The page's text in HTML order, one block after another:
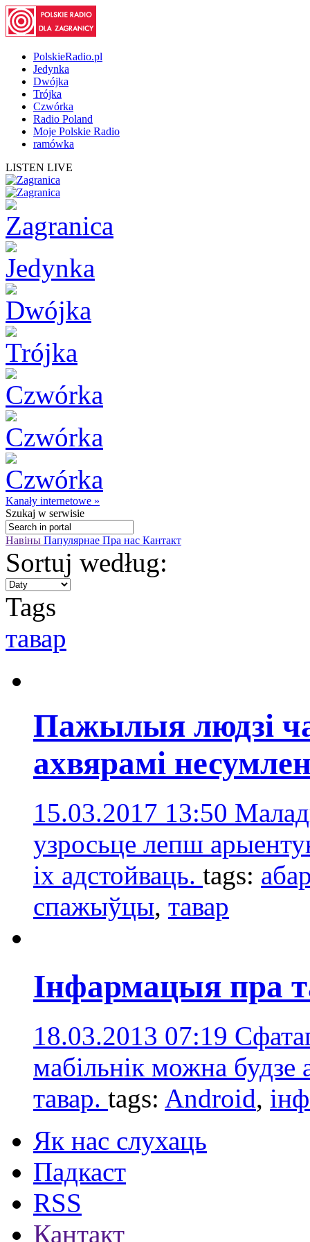
PolskieRadio.pl
Jedynka
Dwójka
Trójka
Czwórka
Radio Poland
Moje Polskie Radio
ramówka
LISTEN LIVE
Kanały internetowe »
Szukaj w serwisie
Навіны Папулярнае Пра нас Кантакт
Sortuj według:
Tags
тавар
Пажылыя людзі
ахвярамі
15.03.2017 13:50
узросьце лепш
іх адстойваць. tags:
спажыўцы, тавар
Інфармацыя пра
18.03.2013 07:19
мабільнік можна
тавар. tags: Android,
Як нас слухаць
Падкаст
RSS
Кантакт